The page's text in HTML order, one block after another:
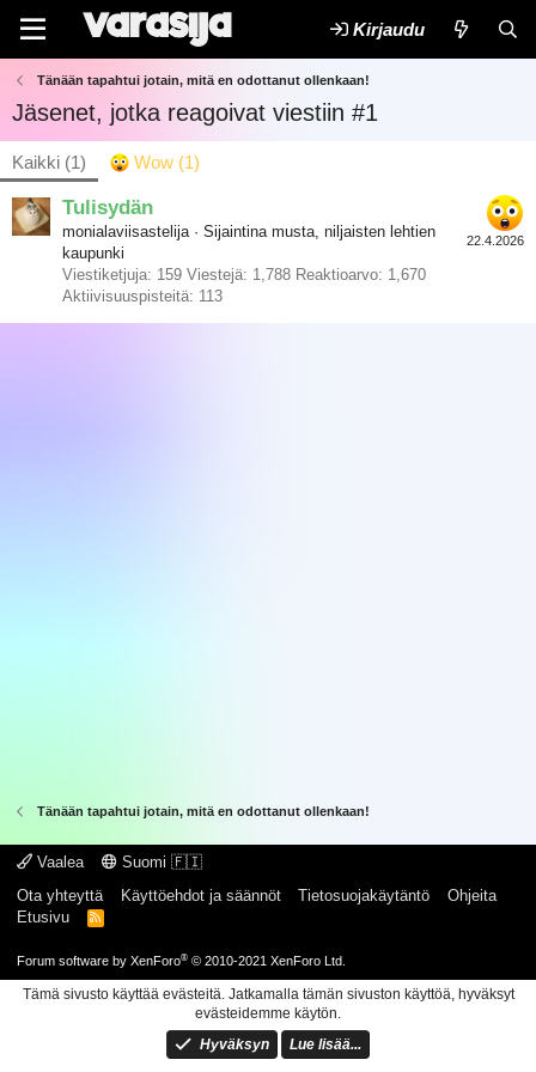
Kirjaudu
Tänään tapahtui jotain, mitä en odottanut ollenkaan!
Jäsenet, jotka reagoivat viestiin #1
Kaikki (1) Wow (1)
22.4.2026
Tulisydän
monialaviisastelija · Sijaintina musta, niljaisten lehtien
kaupunki
Viestiketjuja 159 Viestejä 1,788 Reaktioarvo 1,670
Aktiivisuuspisteitä 113
Tänään tapahtui jotain, mitä en odottanut ollenkaan!
Vaalea
Suomi 🇫🇮
Ota yhteyttä
Käyttöehdot ja säännöt Tietosuojakäytäntö
Ohjeita
Etusivu
R
Forum software by XenForo® © 2010-2021 XenForo Ltd.
Tämä sivusto käyttää evästeitä. Jatkamalla tämän sivuston käyttöä, hyväksyt
evästeidemme käytön.
Hyväksyn
Lue lisää...